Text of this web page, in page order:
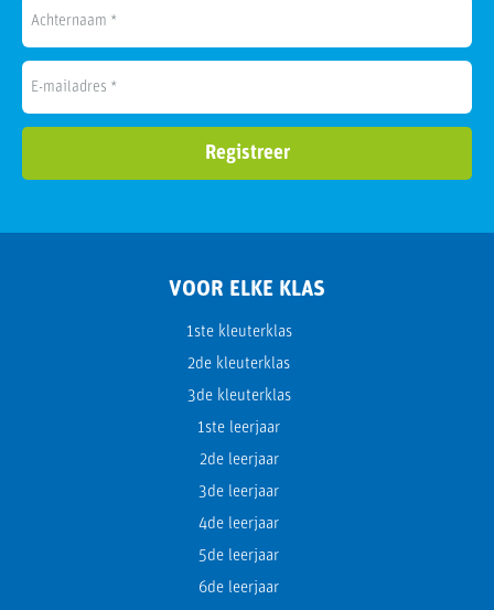
VOOR ELKE KLAS
1ste kleuterklas
2de kleuterklas
3de kleuterklas
1ste leerjaar
2de leerjaar
3de leerjaar
4de leerjaar
5de leerjaar
6de leerjaar